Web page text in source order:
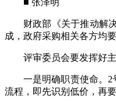
财政部《关于推动解
成，政府采购相关各方均
评审委员会要发挥好
一是明确职责使命。
流程，即先识别低价，再